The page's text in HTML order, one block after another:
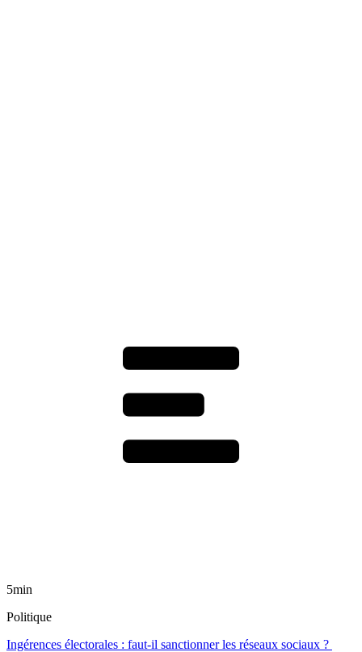
5min
Politique
Ingérences électorales : faut-il sanctionner les réseaux sociaux ?